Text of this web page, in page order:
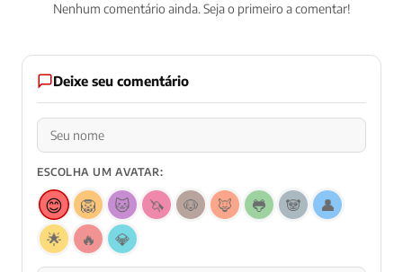
Nenhum comentário ainda. Seja o primeiro a comentar!
Deixe seu comentário
ESCOLHA UM AVATAR:
😊 🦁 🐱 🦄 🐶 🦊 🐸 🐼
👤
🌟
🔥 💎